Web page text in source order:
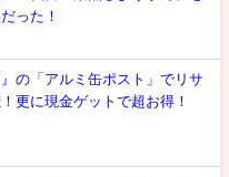
った！
の「アルミ缶ポスト」でリサ
更に現金ゲットで超お得！